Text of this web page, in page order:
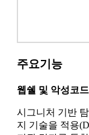
주요기능
웹쉘 및 악성코
시그니처 기반
지 기술을 적용